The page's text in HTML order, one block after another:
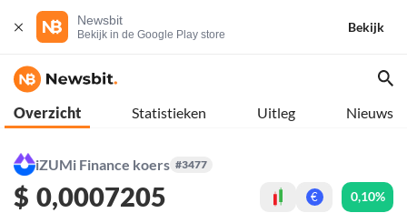
Newsbit
Bekijk in de Google Play store
Bekijk
Overzicht Statistieken Uitleg Nieuws
iZUMi Finance koers #3477
$ 0,0007205 € 0,10%